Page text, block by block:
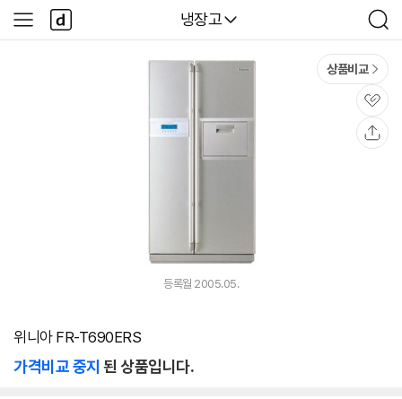
다나와
냉장고
검
색
사
이
다
나
와
상품비교
관
심
등록월 2005.05.
위니아 FR-T690ERS
가격비교 중지 된 상품입니다.